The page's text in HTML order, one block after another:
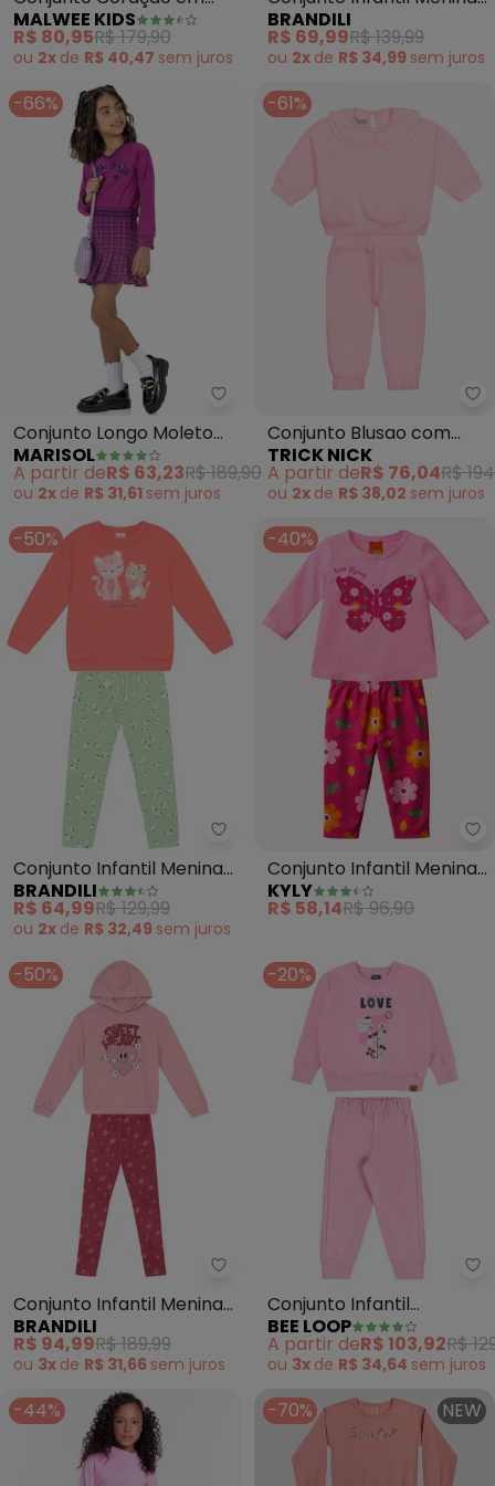
Moletom (Rosa Claro)
MALWEE KIDS
R$ 80,95R$ 179,90
ou 2x de R$ 40,47 sem juros
Bordado (Rosa)
BRANDILI
R$ 69,99R$ 139,99
ou 2x de R$ 34,99 sem juros
-66%
Marisol - Conjunto Longo
Conjunto Longo Moletom
Infantil (Rosa)
MARISOL
A partir deR$ 63,23R$ 189,90
ou 2x de R$ 31,61 sem juros
-61%
Conjunto Blusao com
Calca (Rosa)
TRICK NICK
A partir deR$ 76,04R$
ou 2x de R$ 38,02 sem juros
-50%
Brandili - Conjunto Infantil
Conjunto Infantil Menina
de Gatinho (Rosa)
BRANDILI
R$ 64,99R$ 129,99
ou 2x de R$ 32,49 sem juros
-40%
Conjunto Infantil Menina
Borboleta (Rosa)
KYLY
R$ 58,14R$ 96,90
-50%
Brandili - Conjunto Infantil
Conjunto Infantil Menina
de Corações (Rosa)
BRANDILI
R$ 94,99R$ 189,99
ou 3x de R$ 31,66 sem juros
-20%
Conjunto Infantil
Moletom Glitter Rosa
BEE LOOP
A partir deR$ 103,92R$
ou 3x de R$ 34,64 sem juros
-44% -70% NEW